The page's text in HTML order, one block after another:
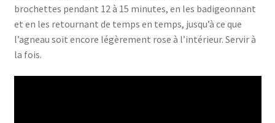
brochettes pendant 12 à 15 minutes, en les badigeonnant
et en les retournant de temps en temps, jusqu’à ce que
l’agneau soit encore légèrement rose à l’intérieur. Servir à
la fois.